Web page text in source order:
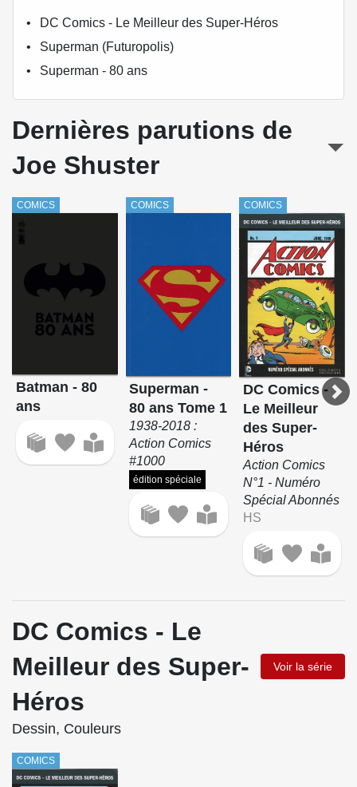
DC Comics - Le Meilleur des Super-Héros
Superman (Futuropolis)
Superman - 80 ans
Dernières parutions de
Joe Shuster
COMICS
Batman - 80
ans
COMICS
Superman -
80 ans Tome 1
1938-2018 :
Action Comics
#1000
édition spéciale
COMICS
DC Comics -
Le Meilleur
des Super-
Héros
Action Comics
N°1 - Numéro
Spécial Abonnés
HS
DC Comics - Le
Meilleur des Super-
Héros
Voir la série
Dessin, Couleurs
COMICS